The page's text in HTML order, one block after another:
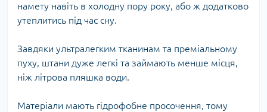
намету навіть в холодну пору року, або ж додатково
утеплитись під час сну.
Завдяки ультралегким тканинам та преміальному
пуху, штани дуже легкі та займають менше місця,
ніж літрова пляшка води.
Матеріали мають гідрофобне просочення, тому